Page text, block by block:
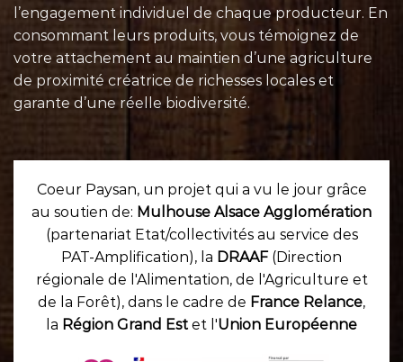
l’engagement individuel de chaqueproducteur. En
consommant leurs produits, vous témoignez de
votre attachement au maintien d’une agriculture
de proximité créatrice de richesses locales et
garante d’une réelle biodiversité.
Coeur Paysan, un projet qui a vu le jour grâce
au soutien de: Mulhouse Alsace Agglomération
(partenariat Etat/collectivités au service des
PAT-Amplification), la DRAAF (Direction
régionale de l'Alimentation, de l'Agriculture et
de la Forêt), dans le cadre de France Relance,
la Région Grand Est et l'Union Européenne